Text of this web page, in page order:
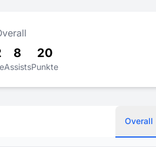
8
Assists
20
Punkte
Overall